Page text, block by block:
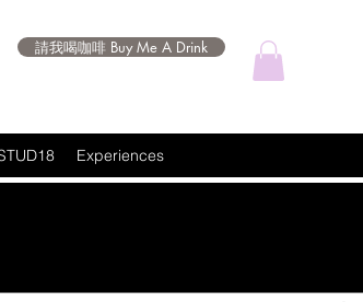
請我喝咖啡 Buy Me A Drink
Experiences